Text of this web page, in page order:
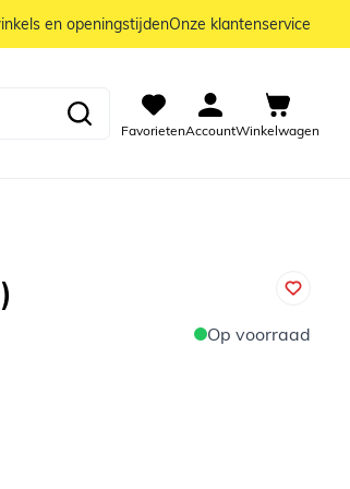
en openingstijdenOnze klantenservice
FavorietenAccountWinkelwagen
Op voorraad